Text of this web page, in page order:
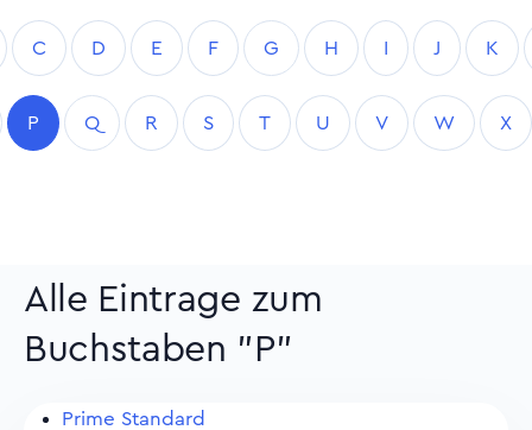
C D E F G H I J K
P Q R S T U V W X
Alle Eintrage zum
Buchstaben "P"
Prime Standard